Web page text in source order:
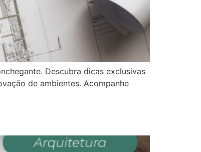
Descubra dicas exclusivas
de ambientes. Acompanhe